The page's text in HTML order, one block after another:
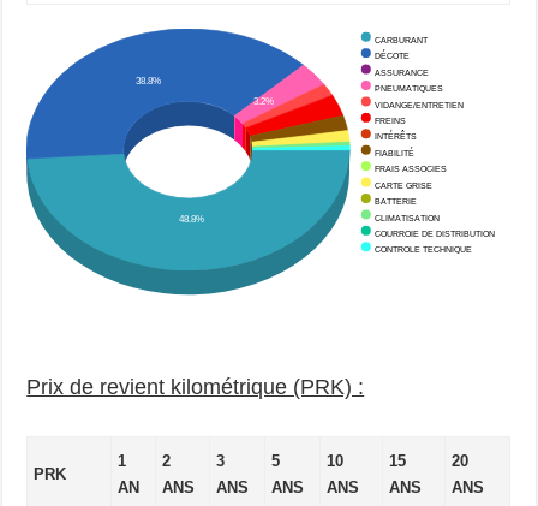
48.8%
38.8%
3.2%
CARBURANT
DÉCOTE
ASSURANCE
PNEUMATIQUES
VIDANGE/ENTRETIEN
FREINS
INTÉRÊTS
FIABILITÉ
FRAIS ASSOCIES
CARTE GRISE
BATTERIE
CLIMATISATION
COURROIE DE DISTRIBUTION
CONTROLE TECHNIQUE
Prix de revient kilométrique (PRK) :
PRK
1
AN
2
ANS
3
ANS
5
ANS
10
ANS
15
ANS
20
ANS